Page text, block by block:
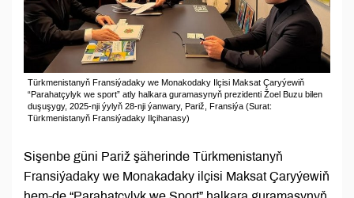
Türkmenistanyň Fransiýadaky we Monakodaky Ilçisi Maksat Çaryýewiň
“Parahatçylyk we sport” atly halkara guramasynyň prezidenti Žoel Buzu bilen
duşuşygy, 2025-nji ýylyň 28-nji ýanwary, Pariž, Fransiýa (Surat:
Türkmenistanyň Fransiýadaky Ilçihanasy)
Sişenbe güni Pariž şäherinde Türkmenistanyň
Fransiýadaky we Monakadaky ilçisi Maksat Çaryýewiň